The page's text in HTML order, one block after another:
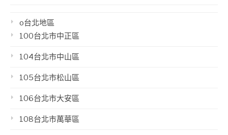
o台北地區
100台北市中正區
104台北市中山區
105台北市松山區
106台北市大安區
108台北市萬華區